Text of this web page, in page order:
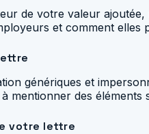
de votre valeur ajoutée,
et comment
génériques et
mentionner des
votre lettre